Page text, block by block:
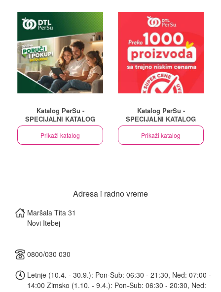
Katalog PerSu -
SPECIJALNI KATALOG
Prikaži katalog
Katalog PerSu -
SPECIJALNI KATALOG
Prikaži katalog
Adresa i radno vreme
Maršala Tita 31
Novi Itebej
0800/030 030
Letnje (10.4. - 30.9.): Pon-Sub: 06:30 - 21:30, Ned: 07:00 -
14:00 Zimsko (1.10. - 9.4.): Pon-Sub: 06:30 - 20:30, Ned: